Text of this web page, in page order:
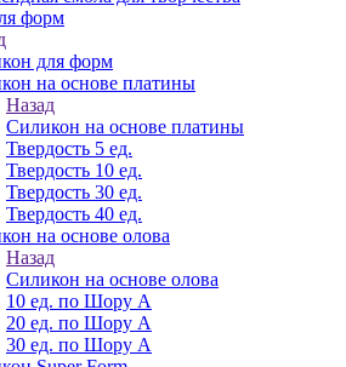
форм
для форм
на основе платины
Назад
Силикон на основе платины
Твердость 5 ед.
Твердость 10 ед.
Твердость 30 ед.
Твердость 40 ед.
на основе олова
Назад
Силикон на основе олова
10 ед. по Шору А
20 ед. по Шору А
30 ед. по Шору А